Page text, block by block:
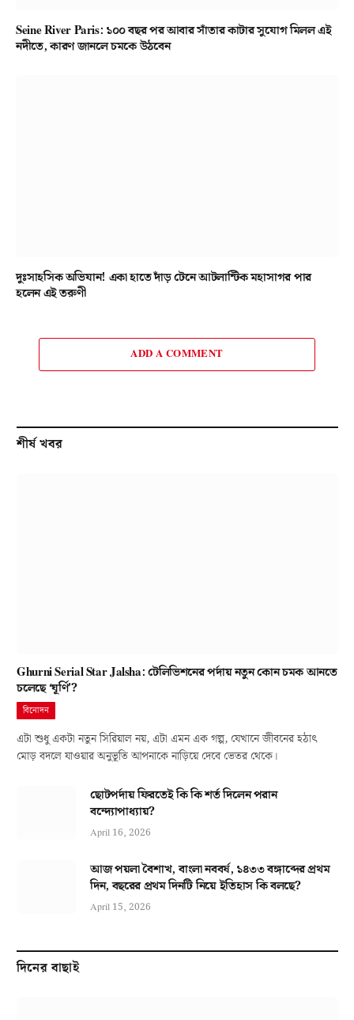
Seine River Paris: ১০০ বছর পর আবার সাঁতার কাটার সুযোগ মিলল এই
নদীতে, কারণ জানলে চমকে উঠবেন
দুঃসাহসিক অভিযান! একা হাতে দাঁড় টেনে আটলান্টিক মহাসাগর পার
হলেন এই তরুণী
ADD A COMMENT
শীর্ষ খবর
Ghurni Serial Star Jalsha: টেলিভিশনের পর্দায় নতুন কোন চমক আনতে
চলেছে ‘ঘূর্ণি’?
বিনোদন
এটা শুধু একটা নতুন সিরিয়াল নয়, এটা এমন এক গল্প, যেখানে জীবনের হঠাৎ
মোড় বদলে যাওয়ার অনুভূতি আপনাকে নাড়িয়ে দেবে ভেতর থেকে।
ছোটপর্দায় ফিরতেই কি কি শর্ত দিলেন পরান
বন্দ্যোপাধ্যায়?
April 16, 2026
আজ পয়লা বৈশাখ, বাংলা নববর্ষ, ১৪৩৩ বঙ্গাব্দের প্রথম
দিন, বছরের প্রথম দিনটি নিয়ে ইতিহাস কি বলছে?
April 15, 2026
দিনের বাছাই